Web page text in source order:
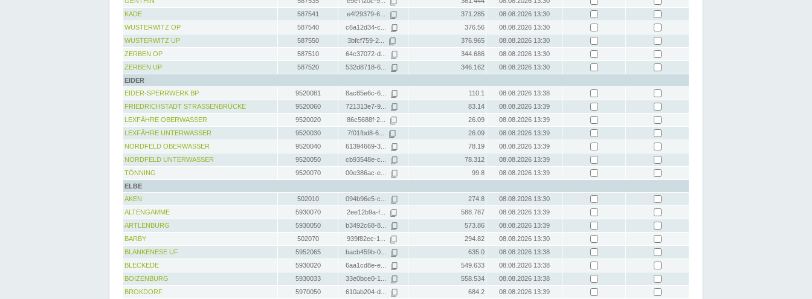
KADE
587541 e4f29379-6... 371.285
08.08.2026 13:30
WUSTERWITZ OP
587540 c6a12d34-c... 376.56
08.08.2026 13:30
WUSTERWITZ UP
587550 3bfcf759-2... 376.965
08.08.2026 13:30
ZERBEN OP
587510 64c37072-d... 344.686
08.08.2026 13:30
ZERBEN UP
587520 532d8718-6... 346.162
08.08.2026 13:30
EIDER
EIDER-SPERRWERK BP
9520081 8ac85e6c-6... 110.1
08.08.2026 13:38
FRIEDRICHSTADT STRASSENBRÜCKE
9520060 721313e7-9... 83.14
08.08.2026 13:39
LEXFÄHRE OBERWASSER
9520020 86c5688f-2... 26.09
08.08.2026 13:39
LEXFÄHRE UNTERWASSER
9520030 7f01fbd8-6... 26.09
08.08.2026 13:39
NORDFELD OBERWASSER
9520040 61394669-3... 78.19
08.08.2026 13:39
NORDFELD UNTERWASSER
9520050 cb93548e-c... 78.312
08.08.2026 13:39
TÖNNING
9520070 00e386ac-e... 99.8
08.08.2026 13:39
ELBE
AKEN
502010 094b96e5-c... 274.8
08.08.2026 13:30
ALTENGAMME
5930070 2ee12b9a-f... 588.787
08.08.2026 13:39
ARTLENBURG
5930050 b3492c68-8... 573.86
08.08.2026 13:39
BARBY
502070 939f82ec-1... 294.82
08.08.2026 13:30
BLANKENESE UF
5952065 bacb459b-0... 635.0
08.08.2026 13:38
BLECKEDE
5930020 6aa1cd8e-e... 549.633
08.08.2026 13:38
BOIZENBURG
5930033 33e0bce0-1... 558.534
08.08.2026 13:38
BROKDORF
5970050 610ab204-d... 684.2
08.08.2026 13:39